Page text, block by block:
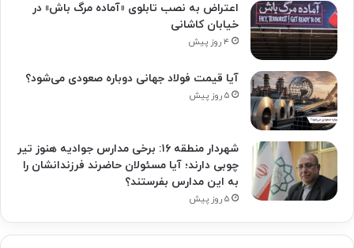
اعتراض به نصب تابلوی «آماده مرگ باش» در
خیابان کاشانی
۴ روز پیش
آیا قیمت فولاد جهانی دوباره صعودی می‌شود؟
۵ روز پیش
شهردار منطقه ۱۶: برخی مدارس جوادیه هنوز تیر
چوبی دارند؛ آیا مسئولان حاضرند فرزندانشان را
به این مدارس بفرستند؟
۵ روز پیش